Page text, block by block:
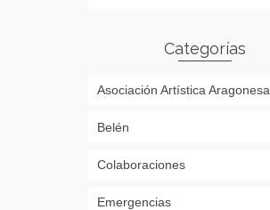
Categorías
Asociación Artística Aragonesa
Belén
Colaboraciones
Emergencias